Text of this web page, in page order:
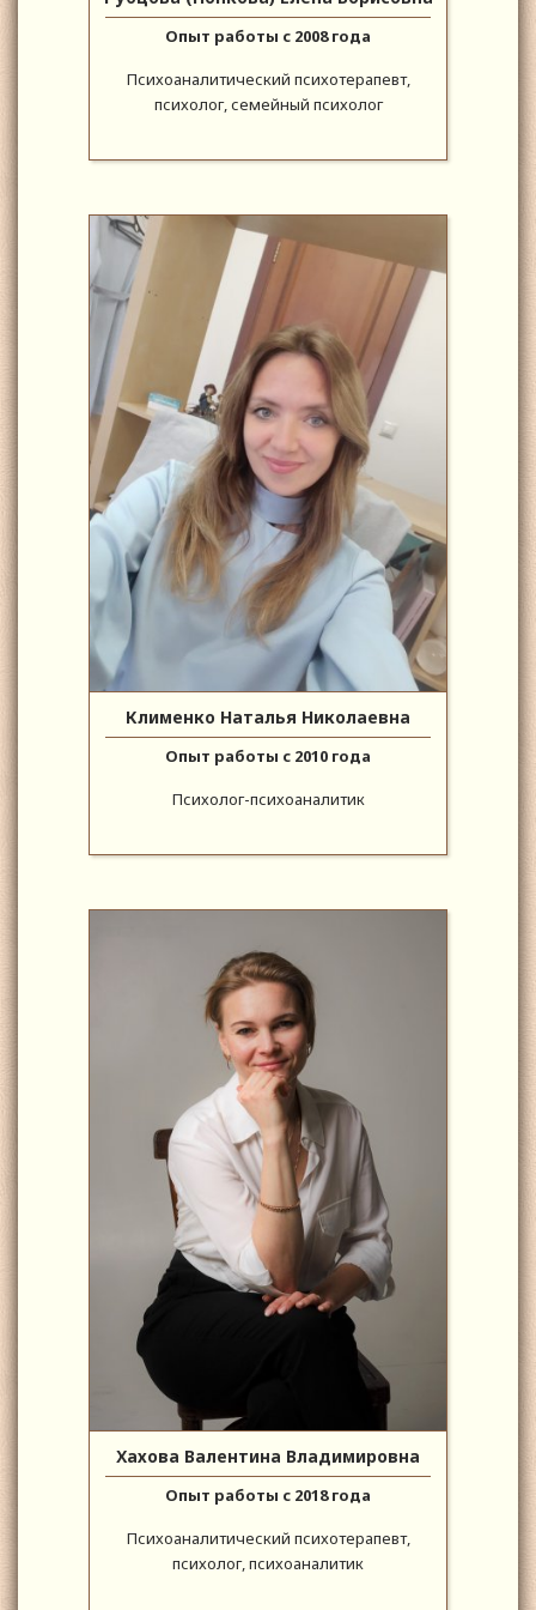
Опыт работы с 2008 года
Психоаналитический психотерапевт,
психолог, семейный психолог
Клименко Наталья Николаевна
Опыт работы с 2010 года
Психолог-психоаналитик
Хахова Валентина Владимировна
Опыт работы с 2018 года
Психоаналитический психотерапевт,
психолог, психоаналитик